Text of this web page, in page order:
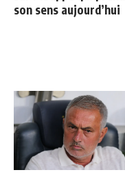
son sens aujourd’hui